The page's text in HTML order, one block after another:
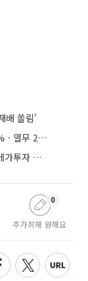
배 쏠림’
생산부터 밥상까지 덮친 폭염…시금치 43%ㆍ열무 28% 급등
용인·호남 반도체 산단 ‘속도전’…1600조 메가투자 이행 총력
추가취재 원해요
0